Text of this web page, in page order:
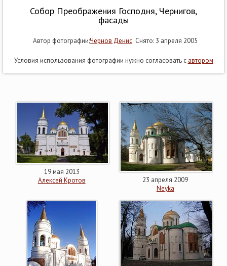
Собор Преображения Господня, Чернигов,
фасады
Автор фотографии:Чернов ДенисСнято: 3 апреля 2005
Условия использования фотографии нужно согласовать с автором
19 мая 2013
Алексей Кротов
23 апреля 2009
Neyka